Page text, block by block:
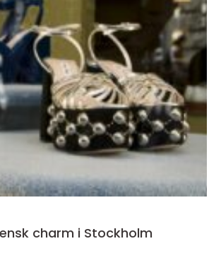
charm i Stockholm